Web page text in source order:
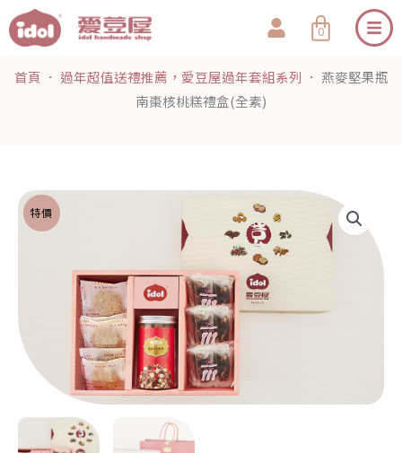
至
0購
物
籃
首頁 ． 過年超值送禮推薦，愛豆屋過年套組系列 ． 燕麥堅果瓶
南棗核桃糕禮盒(全素)
特價